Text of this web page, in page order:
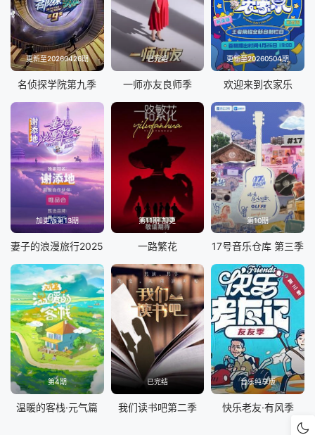
更新至20260426期
名侦探学院第九季
已完结
一师亦友良师季
更新至20260504期
欢迎来到农家乐
加更版第13期
妻子的浪漫旅行2025
第11期 加更
一路繁花
第10期
17号音乐仓库 第三季
第4期
温暖的客栈·元气篇
已完结
我们读书吧第二季
音乐纯享版
快乐老友·有风季